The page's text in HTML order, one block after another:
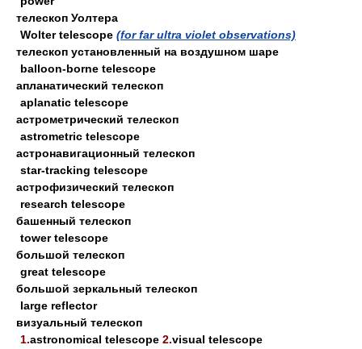
телескоп Уолтера
Wolter telescope (for far ultra violet observations)
телескоп установленный на воздушном шаре
balloon-borne telescope
апланатический телескоп
aplanatic telescope
астрометрический телескоп
astrometric telescope
астронавигационный телескоп
star-tracking telescope
астрофизический телескоп
research telescope
башенный телескоп
tower telescope
большой телескоп
great telescope
большой зеркальный телескоп
large reflector
визуальный телескоп
1.astronomical telescope 2.visual telescope